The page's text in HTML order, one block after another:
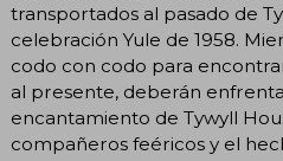
transportados al pasado de
celebración Yule de 1958.
codo con codo para
al presente, deberán
encantamiento de Tywyll
compañeros feéricos y el